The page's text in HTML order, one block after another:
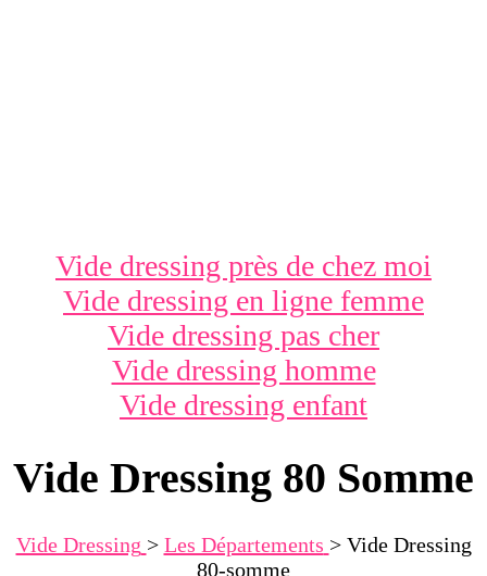
Vide dressing près de chez moi
Vide dressing en ligne femme
Vide dressing pas cher
Vide dressing homme
Vide dressing enfant
Vide Dressing 80 Somme
Vide Dressing > Les Départements > Vide Dressing
80-somme